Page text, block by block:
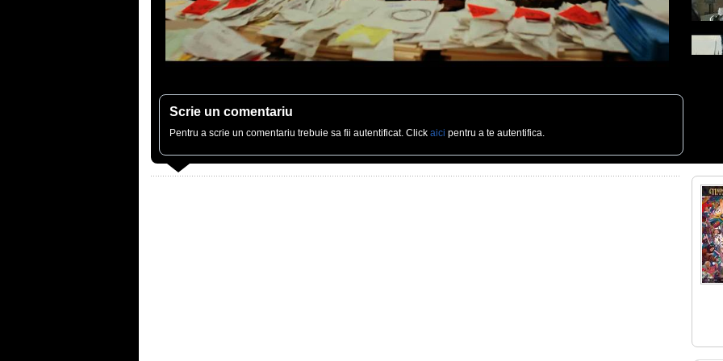
Scrie un comentariu
Pentru a scrie un comentariu trebuie sa fii autentificat. Click aici pentru a te autentifica.